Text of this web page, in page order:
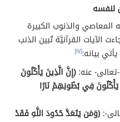
لنفسه
والذنوب الكبيرة
الآيات القرآنيَّة تُبين الذنب
بيانه:[١٧]
تعالى- عنه:(إِنَّ الَّذِينَ يَأْكُلُونَ
فِي بُطُونِهِمْ نَارًا
:(وَمَن يَتَعَدَّ حُدُودَ اللَّهِ فَقَدْ